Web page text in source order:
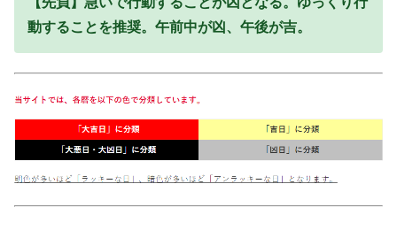
動することを推奨。午前中が凶、午後が吉。